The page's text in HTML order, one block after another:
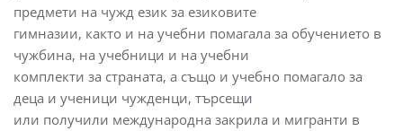
предмети на чужд език за езиковите
гимназии, както и на учебни помагала за обучението в
чужбина, на учебници и на учебни
комплекти за страната, а също и учебно помагало за
деца и ученици чужденци, търсещи
или получили международна закрила и мигранти в